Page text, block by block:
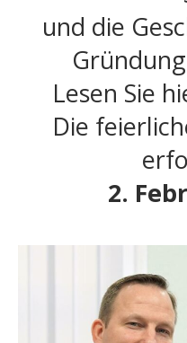
und die
Lesen Sie
Die
2.